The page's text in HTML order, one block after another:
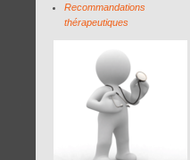
Recommandations
thérapeutiques